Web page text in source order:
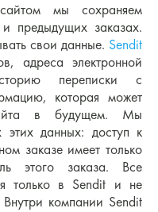
мы сохраняем
предыдущих заказах.
свои данные. Sendit
адреса электронной
переписки с
которая может
в будущем. Мы
этих данных: доступ к
заказе имеет только
этого заказа. Все
только в Sendit и не
компании Sendit